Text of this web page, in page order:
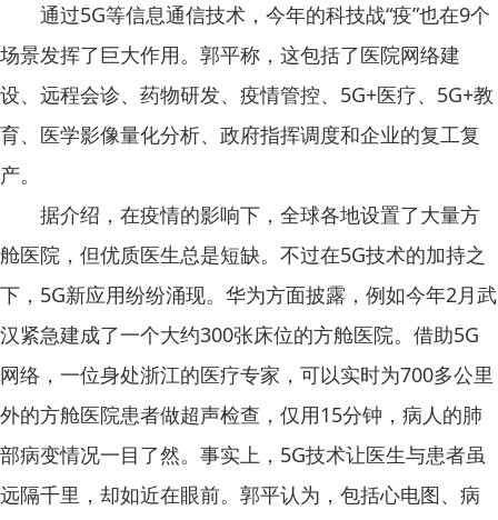
通过5G等信息通信技术，今年的科技战“疫”也在9个
场景发挥了巨大作用。郭平称，这包括了医院网络建
设、远程会诊、药物研发、疫情管控、5G+医疗、5G+教
育、医学影像量化分析、政府指挥调度和企业的复工复
产。
据介绍，在疫情的影响下，全球各地设置了大量方
舱医院，但优质医生总是短缺。不过在5G技术的加持之
下，5G新应用纷纷涌现。华为方面披露，例如今年2月武
汉紧急建成了一个大约300张床位的方舱医院。借助5G
网络，一位身处浙江的医疗专家，可以实时为700多公里
外的方舱医院患者做超声检查，仅用15分钟，病人的肺
部病变情况一目了然。事实上，5G技术让医生与患者虽
远隔千里，却如近在眼前。郭平认为，包括心电图、病